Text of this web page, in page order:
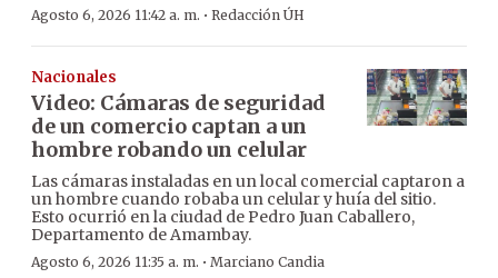
Agosto 6, 2026 11:42 a. m. · Redacción ÚH
Nacionales
Video: Cámaras de seguridad
de un comercio captan a un
hombre robando un celular
Las cámaras instaladas en un local comercial captaron a
un hombre cuando robaba un celular y huía del sitio.
Esto ocurrió en la ciudad de Pedro Juan Caballero,
Departamento de Amambay.
Agosto 6, 2026 11:35 a. m. · Marciano Candia